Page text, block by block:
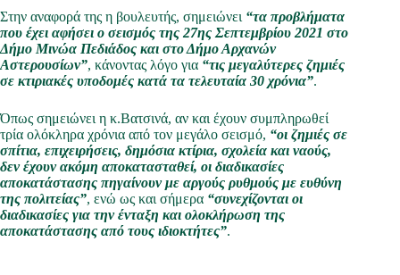
Στην αναφορά της η βουλευτής, σημειώνει “τα προβλήματα
που έχει αφήσει ο σεισμός της 27ης Σεπτεμβρίου 2021 στο
Δήμο Μινώα Πεδιάδος και στο Δήμο Αρχανών
Αστερουσίων”, κάνοντας λόγο για “τις μεγαλύτερες ζημιές
σε κτιριακές υποδομές κατά τα τελευταία 30 χρόνια”.
Όπως σημειώνει η κ.Βατσινά, αν και έχουν συμπληρωθεί
τρία ολόκληρα χρόνια από τον μεγάλο σεισμό, “οι ζημιές σε
σπίτια, επιχειρήσεις, δημόσια κτίρια, σχολεία και ναούς,
δεν έχουν ακόμη αποκατασταθεί, οι διαδικασίες
αποκατάστασης πηγαίνουν με αργούς ρυθμούς με ευθύνη
της πολιτείας”, ενώ ως και σήμερα “συνεχίζονται οι
διαδικασίες για την ένταξη και ολοκλήρωση της
αποκατάστασης από τους ιδιοκτήτες”.